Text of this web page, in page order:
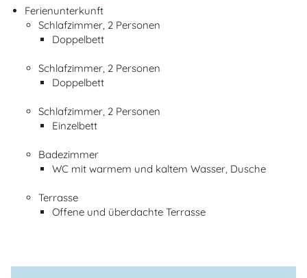
Ferienunterkunft
Schlafzimmer, 2 Personen
Doppelbett
Schlafzimmer, 2 Personen
Doppelbett
Schlafzimmer, 2 Personen
Einzelbett
Badezimmer
WC mit warmem und kaltem Wasser, Dusche
Terrasse
Offene und überdachte Terrasse